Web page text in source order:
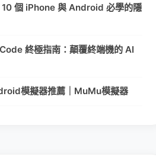
個 iPhone 與 Android 必學的隱
終極指南：顛覆終端機的 AI
模擬器推薦｜MuMu模擬器